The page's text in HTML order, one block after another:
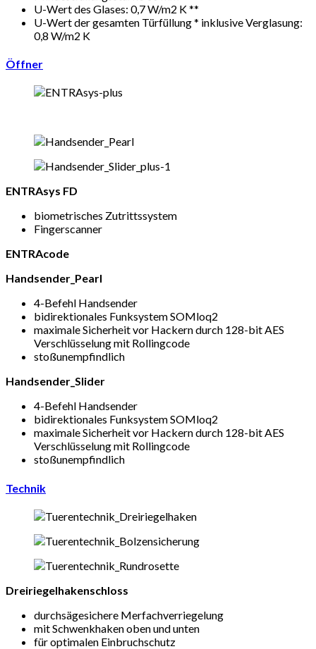
U-Wert des Glases: 0,7 W/m2 K **
U-Wert der gesamten Türfüllung * inklusive Verglasung:
0,8 W/m2 K
Öffner
ENTRAsys FD
biometrisches Zutrittssystem
Fingerscanner
ENTRAcode
Handsender_Pearl
4-Befehl Handsender
bidirektionales Funksystem SOMloq2
maximale Sicherheit vor Hackern durch 128-bit AES
Verschlüsselung mit Rollingcode
stoßunempfindlich
Handsender_Slider
4-Befehl Handsender
bidirektionales Funksystem SOMloq2
maximale Sicherheit vor Hackern durch 128-bit AES
Verschlüsselung mit Rollingcode
stoßunempfindlich
Technik
Dreiriegelhakenschloss
durchsägesichere Merfachverriegelung
mit Schwenkhaken oben und unten
für optimalen Einbruchschutz